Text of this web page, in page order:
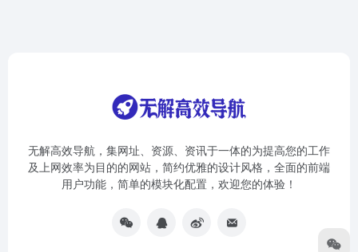
无解高效导航，集网址、资源、资讯于一体的为提高您的工作
及上网效率为目的的网站，简约优雅的设计风格，全面的前端
用户功能，简单的模块化配置，欢迎您的体验！